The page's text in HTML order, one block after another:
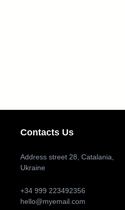
Contacts Us
Address street 28, Catalania,
Ukraine
+34 999 223492356
hello@myemail.com